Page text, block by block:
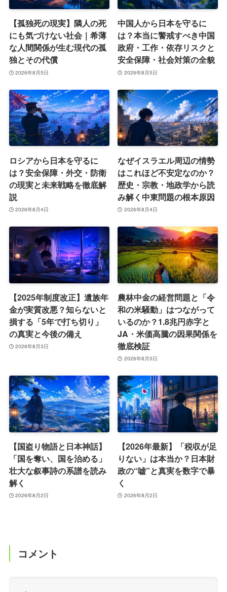
【孤独死の現実】隣人の死
にも気づけない社会｜希薄
な人間関係が生む現代の孤
独とその代償
2026年8月5日
中国人から日本を守るに
は？本当に警戒すべき中国
政府・工作・依存リスクと
安全保障・社会対策の全貌
2026年8月5日
ロシアから日本を守るに
は？安全保障・外交・防衛
の現実と未来戦略を徹底解
説
2026年8月4日
なぜイスラエル周辺の情勢
はこれほど不安定なのか？
歴史・宗教・地政学から読
み解く中東問題の根本原因
2026年8月4日
【2025年制度改正】遺族年
金が実質改悪？知らないと
損する「5年で打ち切り」
の真実と今後の備え
2026年8月3日
農林中金の経営問題と「令
和の米騒動」はつながって
いるのか？1.8兆円赤字と
JA・米価高騰の因果関係を
徹底検証
2026年8月3日
【国盗り物語と日本神話】
「国を奪い、国を治める」
壮大な叙事詩の系譜を読み
解く
2026年8月2日
【2026年最新】「税収が足
りない」は本当か？日本財
政の“嘘”と真実を数字で暴
く
2026年8月2日
コメント